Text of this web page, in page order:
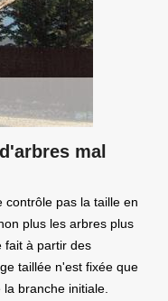
mal
contrôle pas la taille en
plus les arbres plus
fait à partir des
taillée n'est fixée que
branche initiale.